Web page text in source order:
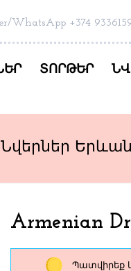
WhatsApp +374
ՏՈՐԹԵՐ
Նվերներ
Armenian
Պատվիրեք